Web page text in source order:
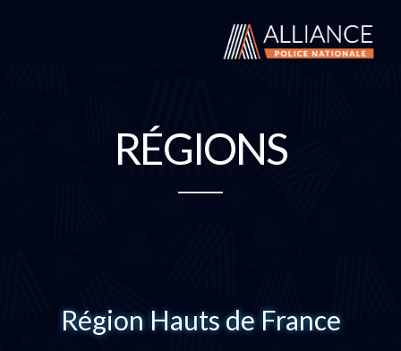
RÉGIONS
Région Hauts de France